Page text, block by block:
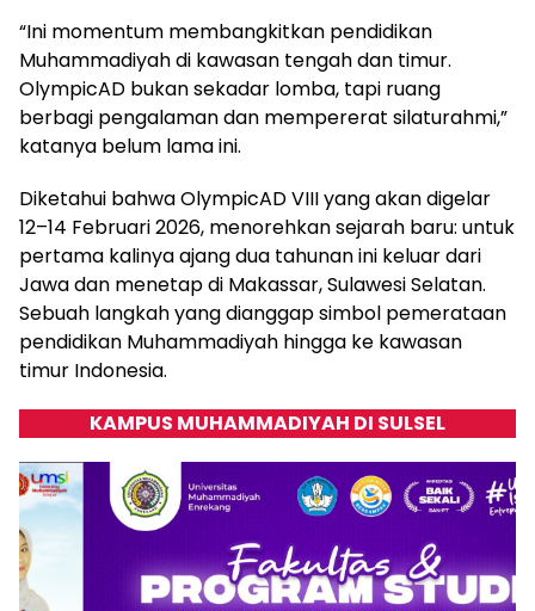
“Ini momentum membangkitkan pendidikan
Muhammadiyah di kawasan tengah dan timur.
OlympicAD bukan sekadar lomba, tapi ruang
berbagi pengalaman dan mempererat silaturahmi,”
katanya belum lama ini.
Diketahui bahwa OlympicAD VIII yang akan digelar
12–14 Februari 2026, menorehkan sejarah baru: untuk
pertama kalinya ajang dua tahunan ini keluar dari
Jawa dan menetap di Makassar, Sulawesi Selatan.
Sebuah langkah yang dianggap simbol pemerataan
pendidikan Muhammadiyah hingga ke kawasan
timur Indonesia.
KAMPUS MUHAMMADIYAH DI SULSEL